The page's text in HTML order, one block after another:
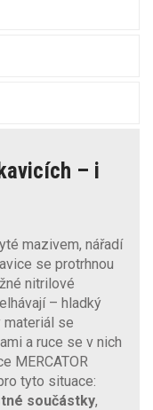
– i
mazivem, nářadí
se protrhnou
nitrilové
– hladký
materiál se
a ruce se v nich
MERCATOR
tyto situace:
součástky,